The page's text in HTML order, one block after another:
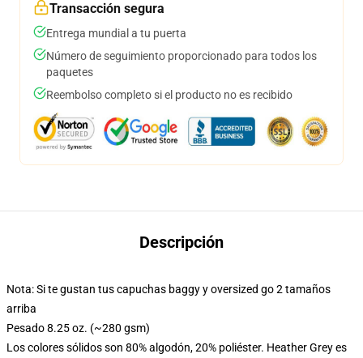
Transacción segura
Entrega mundial a tu puerta
Número de seguimiento proporcionado para todos los
paquetes
Reembolso completo si el producto no es recibido
Descripción
Nota: Si te gustan tus capuchas baggy y oversized go 2 tamaños
arriba
Pesado 8.25 oz. (~280 gsm)
Los colores sólidos son 80% algodón, 20% poliéster. Heather Grey es